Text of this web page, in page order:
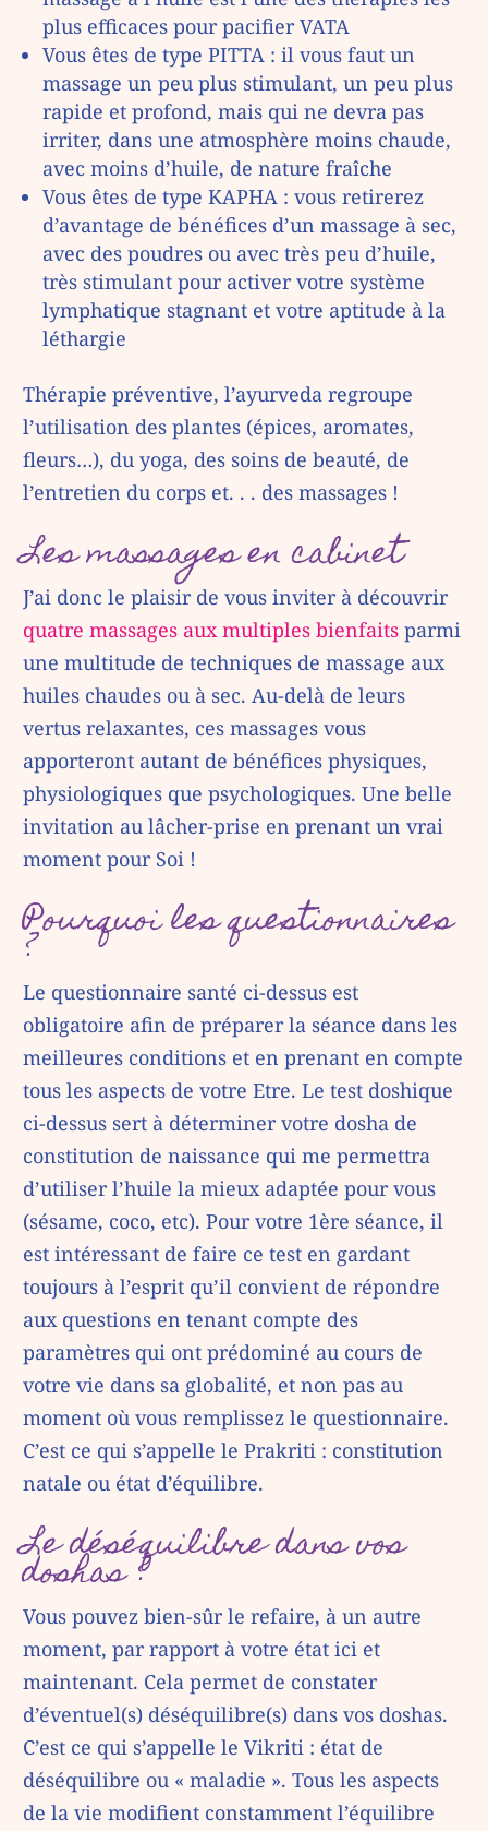
plus efficaces pour pacifier VATA
Vous êtes de type PITTA : il vous faut un
massage un peu plus stimulant, un peu plus
rapide et profond, mais qui ne devra pas
irriter, dans une atmosphère moins chaude,
avec moins d’huile, de nature fraîche
Vous êtes de type KAPHA : vous retirerez
d’avantage de bénéfices d’un massage à sec,
avec des poudres ou avec très peu d’huile,
très stimulant pour activer votre système
lymphatique stagnant et votre aptitude à la
léthargie
Thérapie préventive, l’ayurveda regroupe
l’utilisation des plantes (épices, aromates,
fleurs…), du yoga, des soins de beauté, de
l’entretien du corps et. . . des massages !
Les massages en cabinet
J’ai donc le plaisir de vous inviter à découvrir
quatre massages aux multiples bienfaits parmi
une multitude de techniques de massage aux
huiles chaudes ou à sec. Au-delà de leurs
vertus relaxantes, ces massages vous
apporteront autant de bénéfices physiques,
physiologiques que psychologiques. Une belle
invitation au lâcher-prise en prenant un vrai
moment pour Soi !
Pourquoi les questionnaires
?
Le questionnaire santé ci-dessus est
obligatoire afin de préparer la séance dans les
meilleures conditions et en prenant en compte
tous les aspects de votre Etre. Le test doshique
ci-dessus sert à déterminer votre dosha de
constitution de naissance qui me permettra
d’utiliser l’huile la mieux adaptée pour vous
(sésame, coco, etc). Pour votre 1ère séance, il
est intéressant de faire ce test en gardant
toujours à l’esprit qu’il convient de répondre
aux questions en tenant compte des
paramètres qui ont prédominé au cours de
votre vie dans sa globalité, et non pas au
moment où vous remplissez le questionnaire.
C’est ce qui s’appelle le Prakriti : constitution
natale ou état d’équilibre.
Le déséquilibre dans vos
doshas ?
Vous pouvez bien-sûr le refaire, à un autre
moment, par rapport à votre état ici et
maintenant. Cela permet de constater
d’éventuel(s) déséquilibre(s) dans vos doshas.
C’est ce qui s’appelle le Vikriti : état de
déséquilibre ou « maladie ». Tous les aspects
de la vie modifient constamment l’équilibre